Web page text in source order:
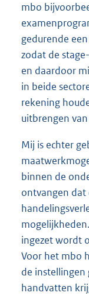
mbo
gedurende
zodat de
en daardoor
in beide
rekening
uitbrengen
Mij is echter
binnen de
ontvangen
ingezet wordt
Voor het mbo
de instellingen
handvatten